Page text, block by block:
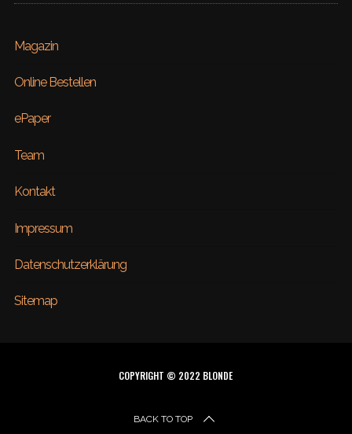
Magazin
Online Bestellen
ePaper
Team
Kontakt
Impressum
Datenschutzerklärung
Sitemap
COPYRIGHT © 2022 BLONDE
BACK TO TOP